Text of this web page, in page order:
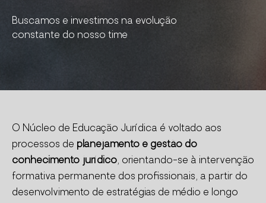
Buscamos e investimos na evolução
constante do nosso time
O Núcleo de Educação Jurídica é voltado aos
processos de planejamento e gestão do
conhecimento jurídico, orientando-se à intervenção
formativa permanente dos profissionais, a partir do
desenvolvimento de estratégias de médio e longo